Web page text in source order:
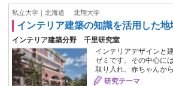
私立大学｜北海道 北翔大学
インテリア建築の知識を活用した
インテリア建築分野 千里研究室
インテリアデザインと
ゼミです。その中心に
取り入れ、赤ちゃんか
研究テーマ